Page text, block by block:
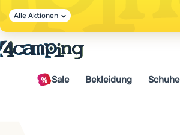
Alle Aktionen
Sale Bekleidung Schuhe